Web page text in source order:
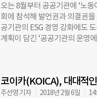
오는 8월부터 공공기관에 ‘노
회에 참석해 발언권과 의결권
공기관의 ESG 경영 강화에도
계획이 담긴 ‘공공기관의 운영
는 공공기관부터 차례로 시행한
사 1명을 비상임이사로 임명해
코이카(KOICA), 대대적
주선영 기자 2018년 2월 6일